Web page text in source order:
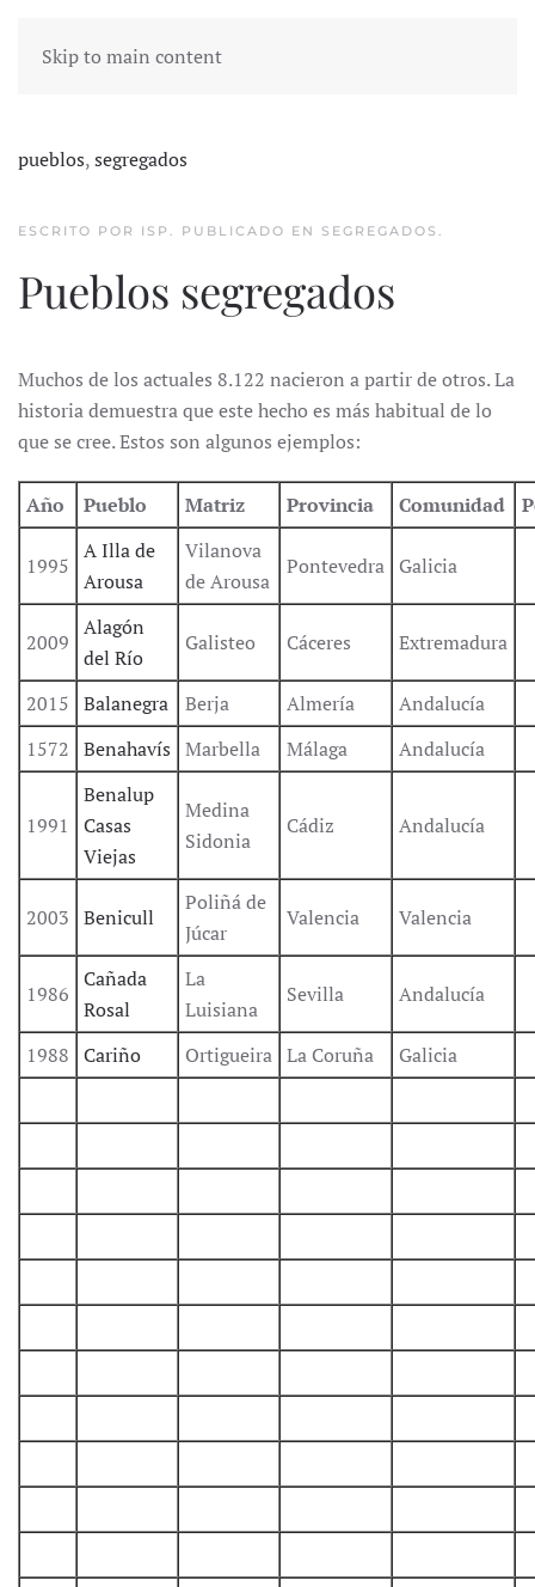
Skip to main content
pueblos,segregados
ESCRITO POR ISP. PUBLICADO EN SEGREGADOS .
Pueblos segregados
Muchos de los actuales 8.122 nacieron a partir de otros. La
historia demuestra que este hecho es más habitual de lo
que se cree. Estos son algunos ejemplos:
Año Pueblo Matriz Provincia Comunidad
1995
A Illa de
Arousa
Vilanova
de Arousa
Pontevedra Galicia
2009
Alagón
del Río
Galisteo Cáceres Extremadura
2015 Balanegra Berja Almería
Andalucía
1572 Benahavís Marbella Málaga Andalucía
1991
Benalup
Casas
Viejas
Medina
Sidonia
Cádiz Andalucía
2003 Benicull
Poliñá de
Júcar
Valencia Valencia
1986
Cañada
Rosal
La
Luisiana
Sevilla Andalucía
1988 Cariño Ortigueira La Coruña Galicia